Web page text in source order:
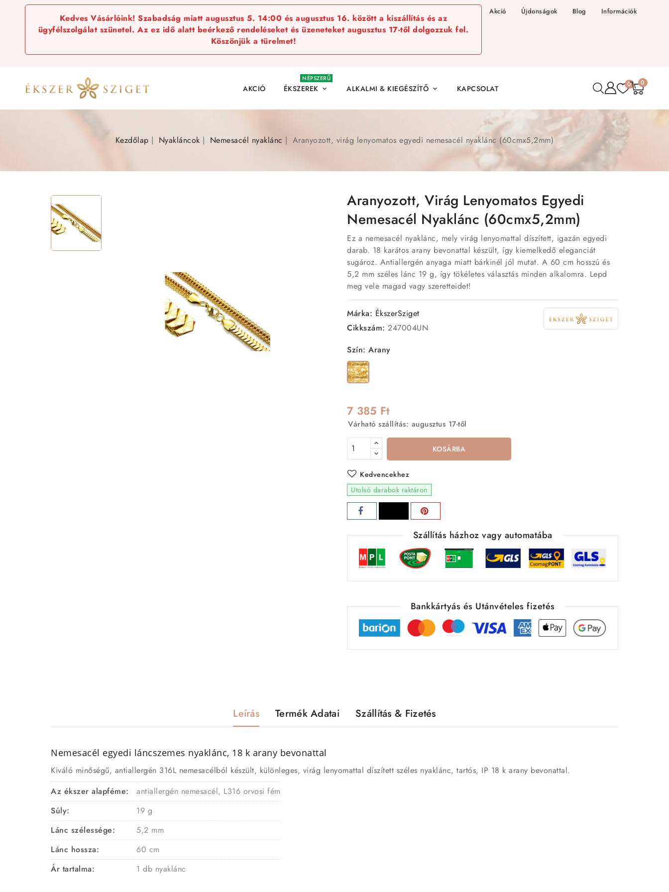
Kedves Vásárlóink! Szabadság miatt augusztus 5. 14:00 és augusztus 16. között a kiszállítás és az
ügyfélszolgálat szünetel. Az ez idő alatt beérkező rendeléseket és üzeneteket augusztus 17-től dolgozzuk fel.
Köszönjük a türelmet!
Akció Újdonságok Blog Információk
AKCIÓ ÉKSZEREK 
NÉPSZERŰ
ALKALMI & KIEGÉSZÍTŐ  KAPCSOLAT 0 0
Kezdőlap Nyakláncok Nemesacél nyaklánc Aranyozott, virág lenyomatos egyedi nemesacél nyaklánc (60cmx5,2mm)
Aranyozott, Virág Lenyomatos Egyedi
Nemesacél Nyaklánc (60cmx5,2mm)
Ez a nemesacél nyaklánc, mely virág lenyomattal díszített, igazán egyedi
darab. 18 karátos arany bevonattal készült, így kiemelkedő eleganciát
sugároz. Antiallergén anyaga miatt bárkinél jól mutat. A 60 cm hosszú és
5,2 mm széles lánc 19 g, így tökéletes választás minden alkalomra. Lepd
meg vele magad vagy szeretteidet!
Márka: ÉkszerSziget
Cikkszám: 247004UN
Szín: Arany
Arany
7 385 Ft
Várható szállítás: augusztus 17-től
KOSÁRBA
Kedvencekhez
Utolsó darabok raktáron
Szállítás házhoz vagy automatába
Bankkártyás és Utánvételes fizetés
Leírás Termék Adatai Szállítás & Fizetés
Nemesacél egyedi láncszemes nyaklánc, 18 k arany bevonattal
Kiváló minőségű, antiallergén 316L nemesacélból készült, különleges, virág lenyomattal díszített széles nyaklánc, tartós, IP 18 k arany bevonattal.
Az ékszer alapféme:
antiallergén nemesacél, L316 orvosi fém
Súly:
19 g
Lánc szélessége:
5,2 mm
Lánc hossza:
60 cm
Ár tartalma:
1 db nyaklánc